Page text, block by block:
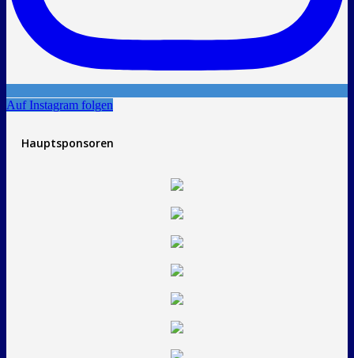
Auf Instagram folgen
Hauptsponsoren